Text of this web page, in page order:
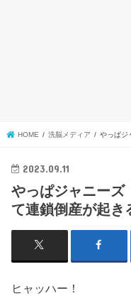
HOME 洗脳メディア やっぱジ
2023.09.11
やっぱジャニー
て連鎖倒産が起き
ヒャッハー！